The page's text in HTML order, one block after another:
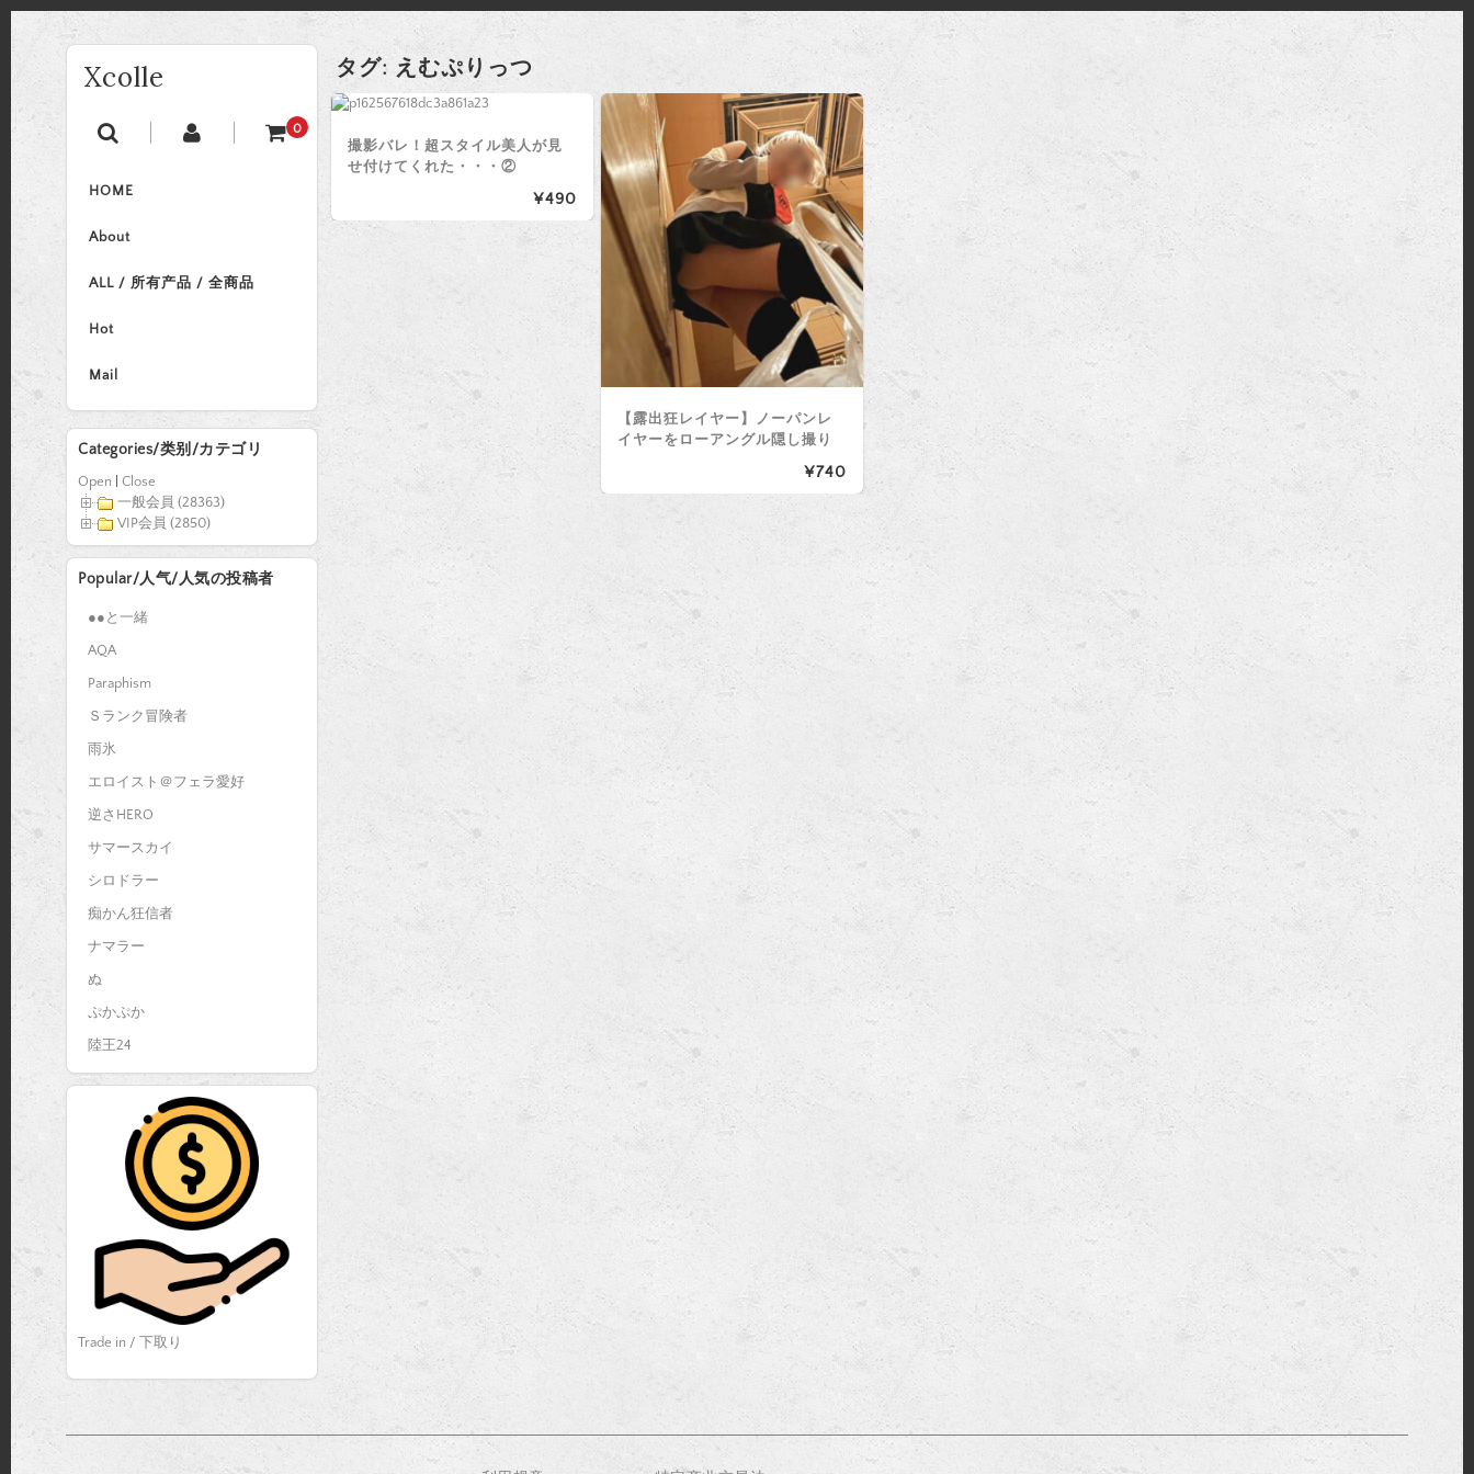
Xcolle
0
HOME
About
ALL / 所有产品 / 全商品
Hot
Mail
タグ: えむぷりっつ
撮影バレ！超スタイル美人が見
せ付けてくれた・・・②
¥490
【露出狂レイヤー】ノーパンレ
イヤーをローアングル隠し撮り
¥740
Categories/类别/カテゴリ
Open
Close
一般会員 (28363)
VIP会員 (2850)
Popular/人气/人気の投稿者
●●と一緒
AQA
Paraphism
Ｓランク冒険者
雨氷
エロイスト＠フェラ愛好
逆さHERO
サマースカイ
シロドラー
痴かん狂信者
ナマラー
ぬ
ぷかぷか
陸王24
Trade in / 下取り